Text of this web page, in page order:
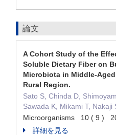
論文
A Cohort Study of the
Soluble Dietary Fiber on
Microbiota in Middle-
Rural Region.
Sato S, Chinda D,
Sawada K, Mikami T,
Microorganisms 10 ( 9 )
詳細を見る